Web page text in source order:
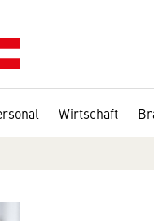
Wirtschaft